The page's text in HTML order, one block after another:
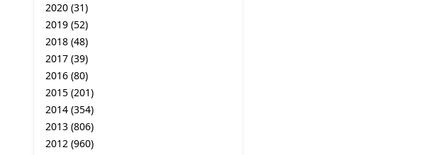
2020 (31)
2019 (52)
2018 (48)
2017 (39)
2016 (80)
2015 (201)
2014 (354)
2013 (806)
2012 (960)